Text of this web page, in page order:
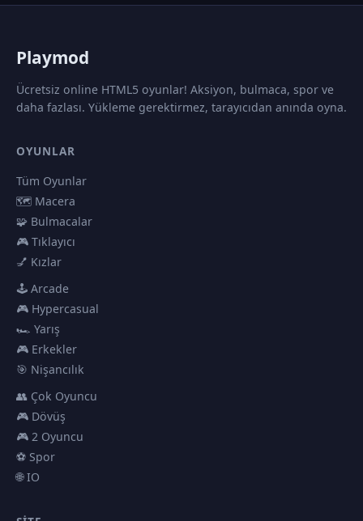
Playmod
Ücretsiz online HTML5 oyunlar! Aksiyon, bulmaca, spor ve
daha fazlası. Yükleme gerektirmez, tarayıcıdan anında oyna.
OYUNLAR
Tüm Oyunlar
🗺️ Macera
🧩 Bulmacalar
🎮 Tıklayıcı
💅 Kızlar
🕹️ Arcade
🎮 Hypercasual
🏎️ Yarış
🎮 Erkekler
🎯 Nişancılık
👥 Çok Oyuncu
🎮 Dövüş
🎮 2 Oyuncu
⚽ Spor
🌐 IO